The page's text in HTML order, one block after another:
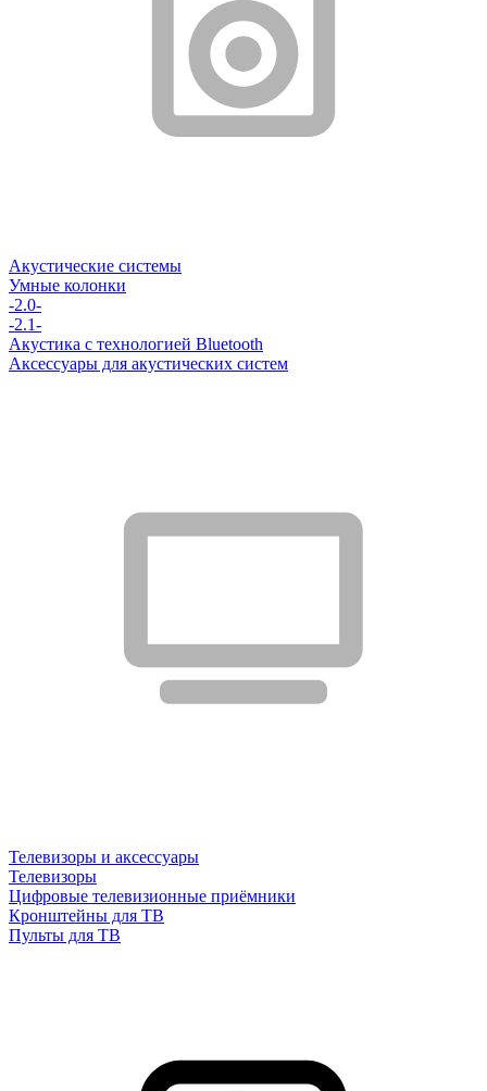
Акустические системы
Умные колонки
-2.0-
-2.1-
Акустика с технологией Bluetooth
Аксессуары для акустических систем
Телевизоры и аксессуары
Телевизоры
Цифровые телевизионные приёмники
Кронштейны для ТВ
Пульты для ТВ